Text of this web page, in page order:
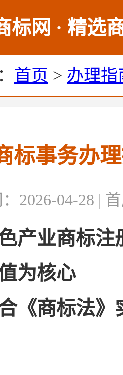
标网 · 精选
首页 > 办理指
标事务办
2026-04-28 |
产业商标注
为核心
商标法》